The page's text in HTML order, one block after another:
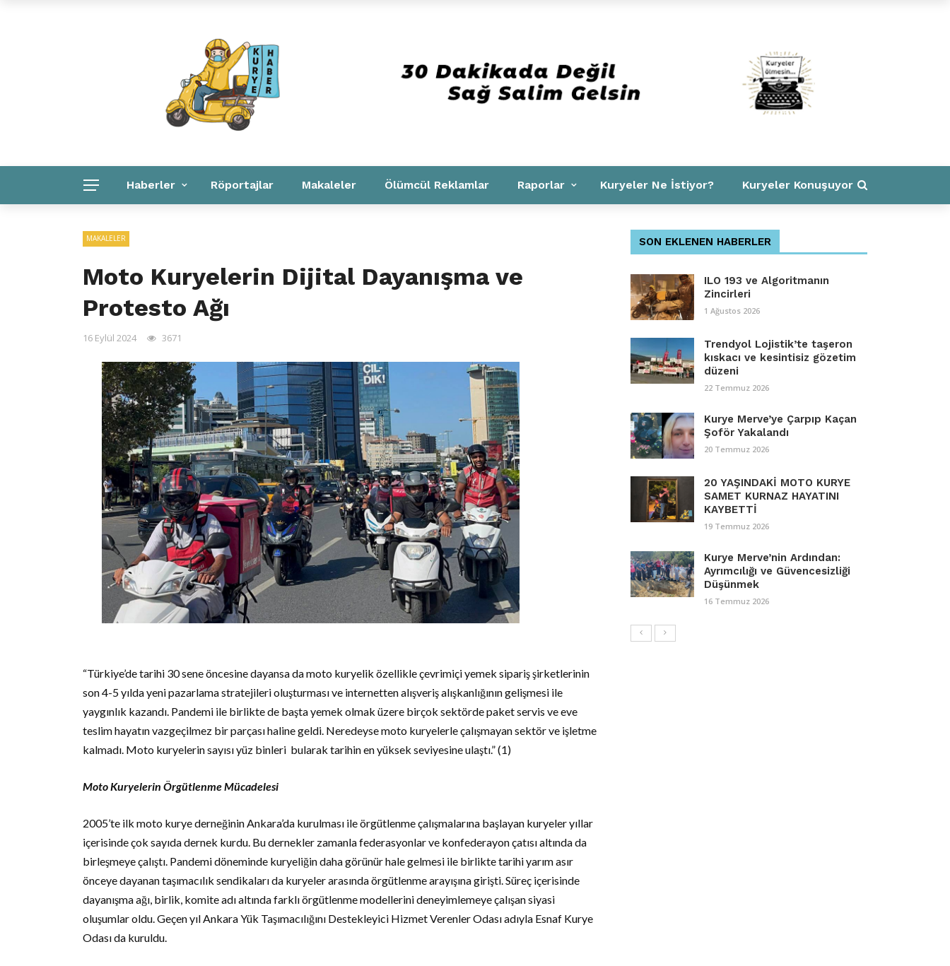
Haberler Röportajlar Makaleler Ölümcül Reklamlar Raporlar Kuryeler Ne İstiyor? Kuryeler Konuşuyor
MAKALELER
Moto Kuryelerin Dijital Dayanışma ve
Protesto Ağı
16 Eylül 2024 3671
“Türkiye’de tarihi 30 sene öncesine dayansa da moto kuryelik özellikle çevrimiçi yemek sipariş şirketlerinin
son 4-5 yılda yeni pazarlama stratejileri oluşturması ve internetten alışveriş alışkanlığının gelişmesi ile
yaygınlık kazandı. Pandemi ile birlikte de başta yemek olmak üzere birçok sektörde paket servis ve eve
teslim hayatın vazgeçilmez bir parçası haline geldi. Neredeyse moto kuryelerle çalışmayan sektör ve işletme
kalmadı. Moto kuryelerin sayısı yüz binleri bularak tarihin en yüksek seviyesine ulaştı.” (1)
Moto Kuryelerin Örgütlenme Mücadelesi
2005’te ilk moto kurye derneğinin Ankara’da kurulması ile örgütlenme çalışmalarına başlayan kuryeler yıllar
içerisinde çok sayıda dernek kurdu. Bu dernekler zamanla federasyonlar ve konfederayon çatısı altında da
birleşmeye çalıştı. Pandemi döneminde kuryeliğin daha görünür hale gelmesi ile birlikte tarihi yarım asır
önceye dayanan taşımacılık sendikaları da kuryeler arasında örgütlenme arayışına girişti. Süreç içerisinde
dayanışma ağı, birlik, komite adı altında farklı örgütlenme modellerini deneyimlemeye çalışan siyasi
oluşumlar oldu. Geçen yıl Ankara Yük Taşımacılığını Destekleyici Hizmet Verenler Odası adıyla Esnaf Kurye
Odası da kuruldu.
SON EKLENEN HABERLER
ILO 193 ve Algoritmanın
Zincirleri
1 Ağustos 2026
Trendyol Lojistik’te taşeron
kıskacı ve kesintisiz gözetim
düzeni
22 Temmuz 2026
Kurye Merve’ye Çarpıp Kaçan
Şoför Yakalandı
20 Temmuz 2026
20 YAŞINDAKİ MOTO KURYE
SAMET KURNAZ HAYATINI
KAYBETTİ
19 Temmuz 2026
Kurye Merve’nin Ardından:
Ayrımcılığı ve Güvencesizliği
Düşünmek
16 Temmuz 2026